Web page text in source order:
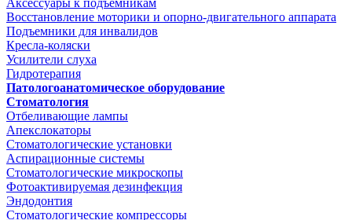
Аксессуары к подъемникам
Восстановление моторики и опорно-двигательного аппарата
Подъемники для инвалидов
Кресла-коляски
Усилители слуха
Гидротерапия
Патологоанатомическое оборудование
Стоматология
Отбеливающие лампы
Апекслокаторы
Стоматологические установки
Аспирационные системы
Стоматологические микроскопы
Фотоактивируемая дезинфекция
Эндодонтия
Стоматологические компрессоры